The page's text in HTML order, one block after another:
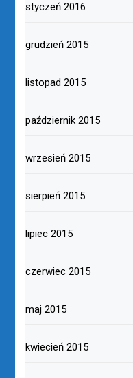
styczeń 2016
grudzień 2015
listopad 2015
październik 2015
wrzesień 2015
sierpień 2015
lipiec 2015
czerwiec 2015
maj 2015
kwiecień 2015